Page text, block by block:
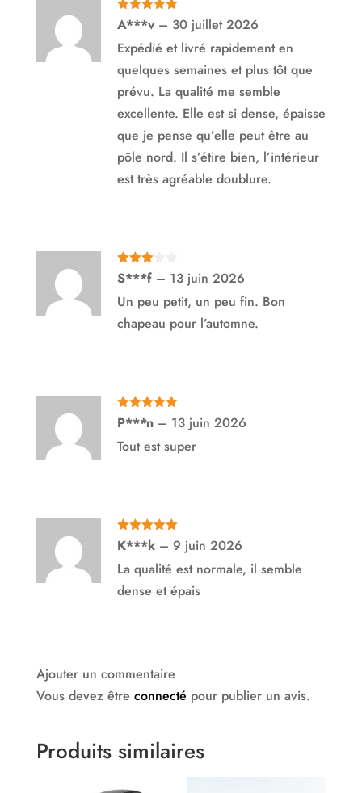
Note5sur
5A***v – 30 juillet 2026
Expédié et livré rapidement en
quelques semaines et plus tôt que
prévu. La qualité me semble
excellente. Elle est si dense, épaisse
que je pense qu’elle peut être au
pôle nord. Il s’étire bien, l’intérieur
est très agréable doublure.
Note3
sur 5
S***f – 13 juin 2026
Un peu petit, un peu fin. Bon
chapeau pour l’automne.
Note5sur
5P***n – 13 juin 2026
Tout est super
Note5sur
5
K***k – 9 juin 2026
La qualité est normale, il semble
dense et épais
Ajouter un commentaire
Vous devez être connecté pour publier un avis.
Produits similaires